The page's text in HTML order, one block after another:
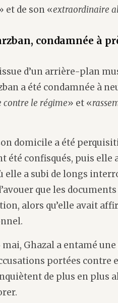
et de son «extraordinaire
condamnée à
d’un arrière-plan
a été condamnée à
contre le régime» et «
domicile a été
été confisqués, puis elle
elle a subi de longs
que les
alors qu’elle avait
mai, Ghazal a entamé
portées contre
de plus en plus